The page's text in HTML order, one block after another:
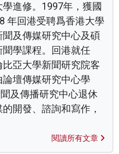
進修。1997年，獲國
年回港受聘爲香港大學
及傳媒研究中心及碩
學課程。回港就任
亞大學新聞研究院客
壇傳媒研究中心學
及傳播研究中心退休
開發、諮詢和寫作，
閱讀所有文章